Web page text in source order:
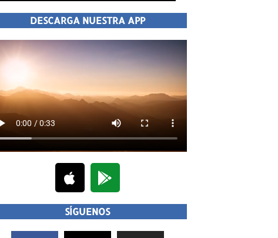
DESCARGA NUESTRA APP
SÍGUENOS